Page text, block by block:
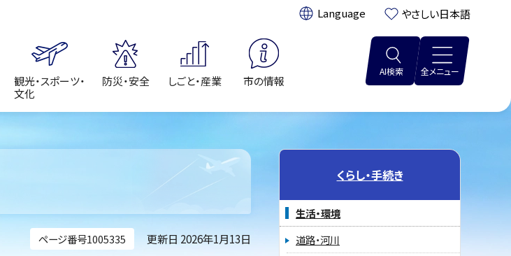
翻訳: やさしい日本語
観光・スポーツ・
文化
防災・安全 しごと・産業 市の情報
AI検索 全メニュー
ページ番号1005335 更新日 2026年1月13日
くらし・手続き
生活・環境
道路・河川